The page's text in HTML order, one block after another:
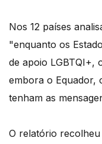
Nos 12 países
"enquanto os
de apoio LGBTQI+,
embora o Equador,
tenham as
O relatório